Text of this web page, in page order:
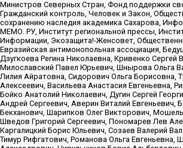
Министров Северных Стран, Фонд поддержки
Гражданский контроль, Человек и Закон,
сохранению наследия академика Сахарова,
МЕМО. РУ, Институт региональной прессы,
Информации, Экозащита!-Женсовет,
Евразийская антимонопольная ассоциация,
Дзугкоева Регина Николаевна, Кривенко Сергей
Милославский Павел Юрьевич, Шнырова Ольга
Лилия Айратовна, Сидорович Ольга Борисовна,
Алексеевич, Васильева Анастасия Евгеньевна,
Бойко Анатолий Николаевич, Дугин Сергей
Андрей Сергеевич, Аверин Виталий Евгеньевич,
Бекханович, Шарипков Олег Викторович,
Шведов Григорий Сергеевич, Пономарев Лев
Каргалицкий Борис Юльевич, Созаев Валерий
Тимур Рифгатович, Романова Ольга Евгеньевна,